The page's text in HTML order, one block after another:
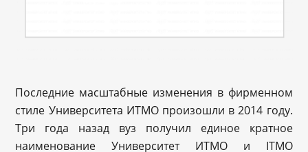
Последние масштабные изменения в фирменном
стиле Университета ИТМО произошли в 2014 году.
Три года назад вуз получил единое кратное
наименование Университет ИТМО и ITMO